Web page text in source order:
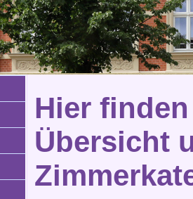
Hier
Übersicht